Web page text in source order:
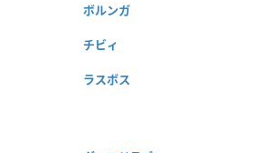
ボルンガ
チビィ
ラスボス